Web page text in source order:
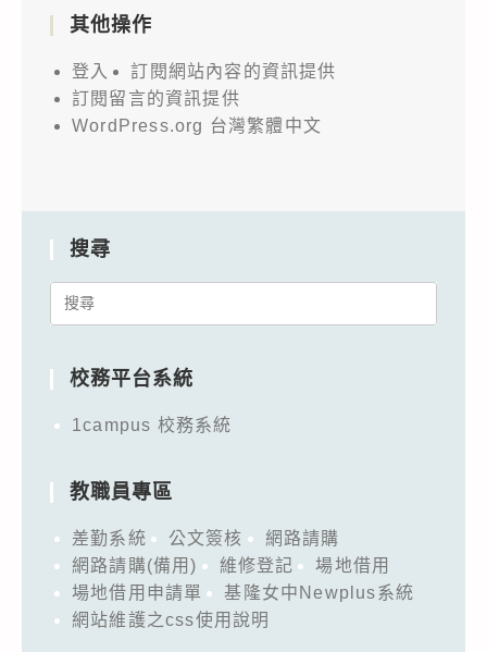
其他操作
登入
訂閱網站內容的資訊提供
訂閱留言的資訊提供
WordPress.org 台灣繁體中文
搜尋
Search
校務平台系統
1campus 校務系統
教職員專區
差勤系統 公文簽核
網路請購
網路請購(備用)
維修登記
場地借用
場地借用申請單
基隆女中Newplus系統
網站維護之css使用說明